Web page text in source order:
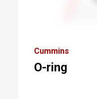
Cummins
O-ring